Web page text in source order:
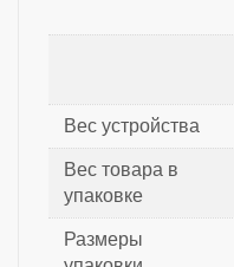
Вес устройства
Вес товара в
упаковке
Размеры